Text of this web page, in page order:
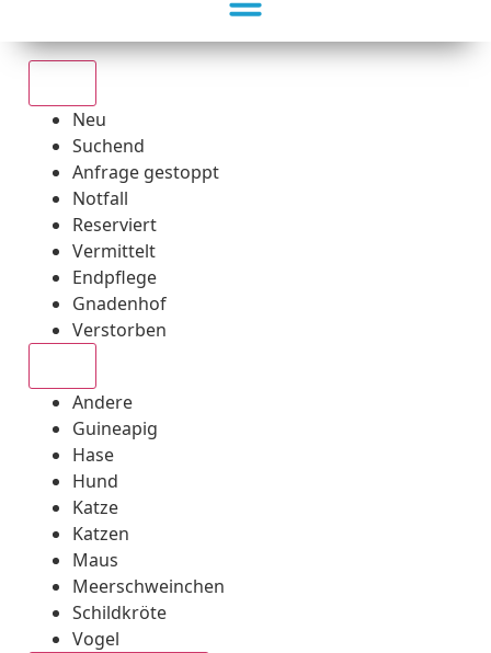
Neu
Suchend
Anfrage gestoppt
Notfall
Reserviert
Vermittelt
Endpflege
Gnadenhof
Verstorben
Andere
Guineapig
Hase
Hund
Katze
Katzen
Maus
Meerschweinchen
Schildkröte
Vogel